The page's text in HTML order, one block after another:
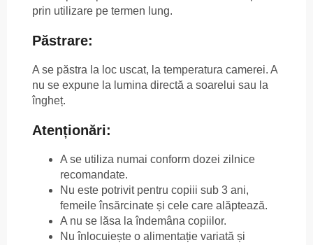
prin utilizare pe termen lung.
Păstrare:
A se păstra la loc uscat, la temperatura camerei. A
nu se expune la lumina directă a soarelui sau la
îngheț.
Atenționări:
A se utiliza numai conform dozei zilnice
recomandate.
Nu este potrivit pentru copiii sub 3 ani,
femeile însărcinate și cele care alăptează.
A nu se lăsa la îndemâna copiilor.
Nu înlocuiește o alimentație variată și